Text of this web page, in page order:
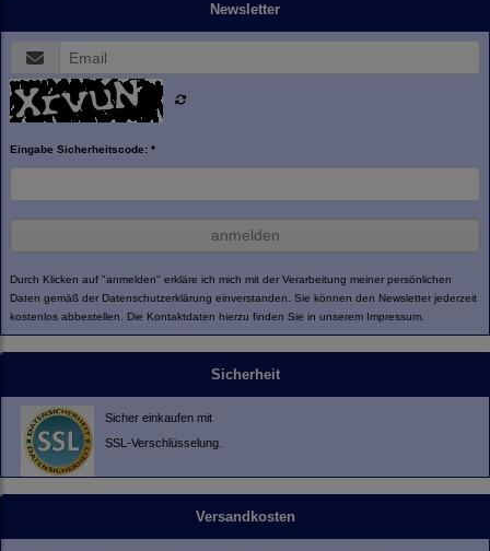
Newsletter
Eingabe Sicherheitscode: *
anmelden
Durch Klicken auf "anmelden" erkläre ich mich mit der Verarbeitung meiner persönlichen
Daten gemäß der Datenschutzerklärung einverstanden. Sie können den Newsletter jederzeit
kostenlos abbestellen. Die Kontaktdaten hierzu finden Sie in unserem Impressum.
Sicherheit
Sicher einkaufen mit
SSL-Verschlüsselung.
Versandkosten